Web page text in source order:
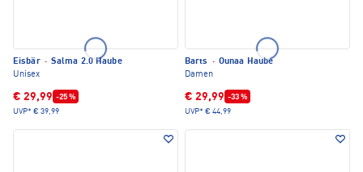
Eisbär · Salma 2.0 Haube
Unisex
€ 29,99 -25 %
UVP* € 39,99
Barts · Ounaa Haube
Damen
€ 29,99 -33 %
UVP* € 44,99